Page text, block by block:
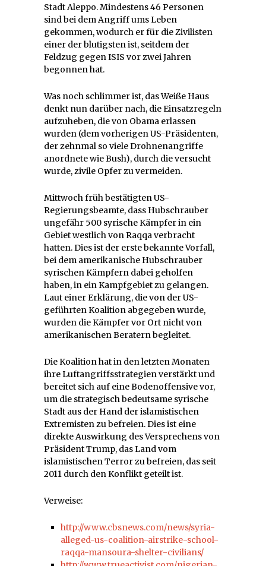
Stadt Aleppo. Mindestens 46 Personen
sind bei dem Angriff ums Leben
gekommen, wodurch er für die Zivilisten
einer der blutigsten ist, seitdem der
Feldzug gegen ISIS vor zwei Jahren
begonnen hat.
Was noch schlimmer ist, das Weiße Haus
denkt nun darüber nach, die Einsatzregeln
aufzuheben, die von Obama erlassen
wurden (dem vorherigen US-Präsidenten,
der zehnmal so viele Drohnenangriffe
anordnete wie Bush), durch die versucht
wurde, zivile Opfer zu vermeiden.
Mittwoch früh bestätigten US-
Regierungsbeamte, dass Hubschrauber
ungefähr 500 syrische Kämpfer in ein
Gebiet westlich von Raqqa verbracht
hatten. Dies ist der erste bekannte Vorfall,
bei dem amerikanische Hubschrauber
syrischen Kämpfern dabei geholfen
haben, in ein Kampfgebiet zu gelangen.
Laut einer Erklärung, die von der US-
geführten Koalition abgegeben wurde,
wurden die Kämpfer vor Ort nicht von
amerikanischen Beratern begleitet.
Die Koalition hat in den letzten Monaten
ihre Luftangriffsstrategien verstärkt und
bereitet sich auf eine Bodenoffensive vor,
um die strategisch bedeutsame syrische
Stadt aus der Hand der islamistischen
Extremisten zu befreien. Dies ist eine
direkte Auswirkung des Versprechens von
Präsident Trump, das Land vom
islamistischen Terror zu befreien, das seit
2011 durch den Konflikt geteilt ist.
Verweise:
http://www.cbsnews.com/news/syria-
alleged-us-coalition-airstrike-school-
raqqa-mansoura-shelter-civilians/